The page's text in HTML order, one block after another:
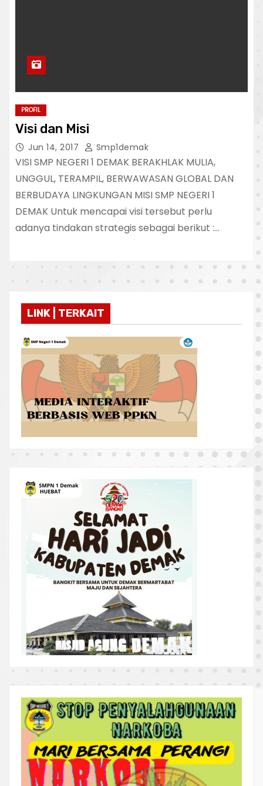
PROFIL
Visi dan Misi
Jun 14, 2017 Smp1demak
VISI SMP NEGERI 1 DEMAK BERAKHLAK MULIA,
UNGGUL, TERAMPIL, BERWAWASAN GLOBAL DAN
BERBUDAYA LINGKUNGAN MISI SMP NEGERI 1
DEMAK Untuk mencapai visi tersebut perlu
adanya tindakan strategis sebagai berikut :…
LINK | TERKAIT